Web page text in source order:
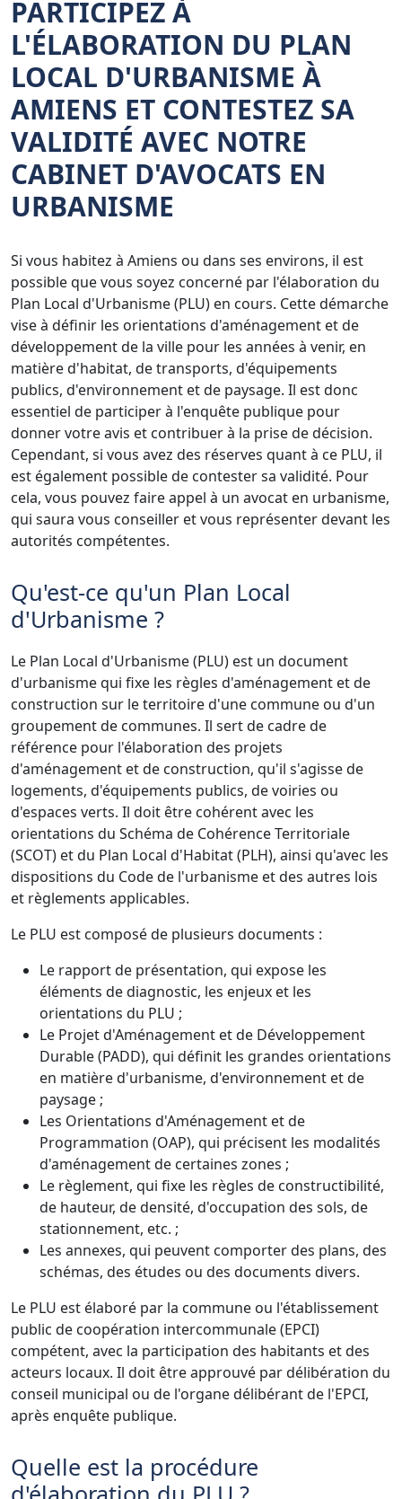
PARTICIPEZ À
L'ÉLABORATION DU PLAN
LOCAL D'URBANISME À
AMIENS ET CONTESTEZ SA
VALIDITÉ AVEC NOTRE
CABINET D'AVOCATS EN
URBANISME
Si vous habitez à Amiens ou dans ses environs, il est
possible que vous soyez concerné par l'élaboration du
Plan Local d'Urbanisme (PLU) en cours. Cette démarche
vise à définir les orientations d'aménagement et de
développement de la ville pour les années à venir, en
matière d'habitat, de transports, d'équipements
publics, d'environnement et de paysage. Il est donc
essentiel de participer à l'enquête publique pour
donner votre avis et contribuer à la prise de décision.
Cependant, si vous avez des réserves quant à ce PLU, il
est également possible de contester sa validité. Pour
cela, vous pouvez faire appel à un avocat en urbanisme,
qui saura vous conseiller et vous représenter devant les
autorités compétentes.
Qu'est-ce qu'un Plan Local
d'Urbanisme ?
Le Plan Local d'Urbanisme (PLU) est un document
d'urbanisme qui fixe les règles d'aménagement et de
construction sur le territoire d'une commune ou d'un
groupement de communes. Il sert de cadre de
référence pour l'élaboration des projets
d'aménagement et de construction, qu'il s'agisse de
logements, d'équipements publics, de voiries ou
d'espaces verts. Il doit être cohérent avec les
orientations du Schéma de Cohérence Territoriale
(SCOT) et du Plan Local d'Habitat (PLH), ainsi qu'avec les
dispositions du Code de l'urbanisme et des autres lois
et règlements applicables.
Le PLU est composé de plusieurs documents :
Le rapport de présentation, qui expose les
éléments de diagnostic, les enjeux et les
orientations du PLU ;
Le Projet d'Aménagement et de Développement
Durable (PADD), qui définit les grandes orientations
en matière d'urbanisme, d'environnement et de
paysage ;
Les Orientations d'Aménagement et de
Programmation (OAP), qui précisent les modalités
d'aménagement de certaines zones ;
Le règlement, qui fixe les règles de constructibilité,
de hauteur, de densité, d'occupation des sols, de
stationnement, etc. ;
Les annexes, qui peuvent comporter des plans, des
schémas, des études ou des documents divers.
Le PLU est élaboré par la commune ou l'établissement
public de coopération intercommunale (EPCI)
compétent, avec la participation des habitants et des
acteurs locaux. Il doit être approuvé par délibération du
conseil municipal ou de l'organe délibérant de l'EPCI,
après enquête publique.
Quelle est la procédure